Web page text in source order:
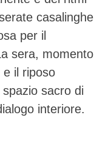
casalinghe
per il
sera, momento
il riposo
sacro di
interiore.